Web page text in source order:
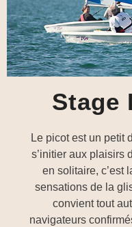
Stage
Le picot est un petit
s’initier aux plaisirs
en solitaire, c’est
sensations de la
convient tout
navigateurs